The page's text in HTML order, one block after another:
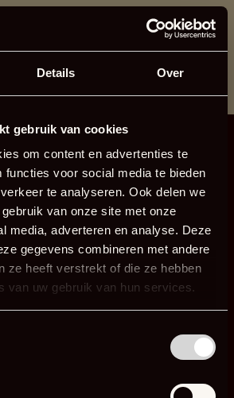
Details Over
gebruik van cookies
om content en advertenties te
functies voor social media te bieden
te analyseren. Ook delen we
van onze site met onze
media, adverteren en analyse. Deze
gegevens combineren met andere
ze heeft verstrekt of die ze hebben
van uw gebruik van hun services.
en maintenance.
informations, vous pouvez nous
395 295 ou nous envoyer un e-